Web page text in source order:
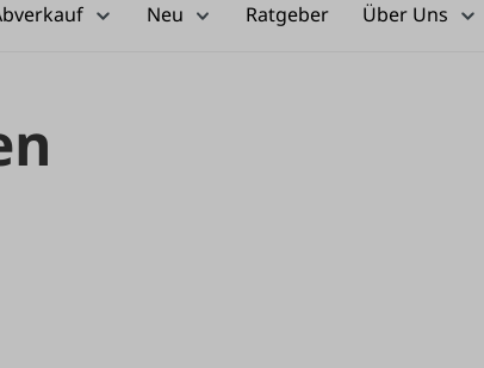
Neu Ratgeber Über Uns